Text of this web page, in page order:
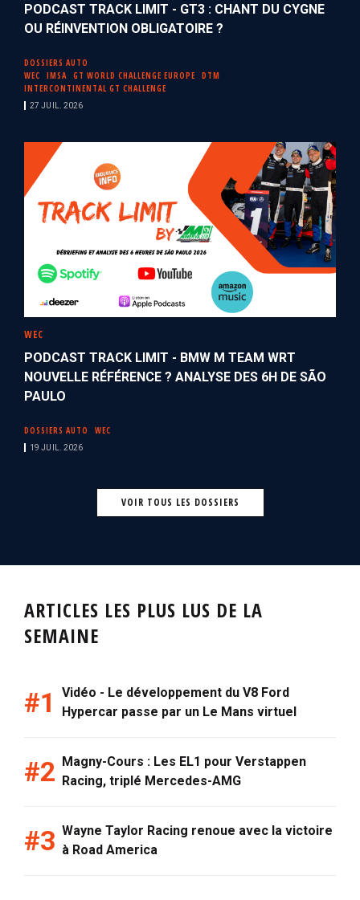
PODCAST TRACK LIMIT - GT3 : CHANT DU CYGNE
OU RÉINVENTION OBLIGATOIRE ?
DOSSIERS AUTO
WEC
IMSA GT WORLD CHALLENGE EUROPE
DTM
INTERCONTINENTAL GT CHALLENGE
27 JUIL. 2026
WEC
PODCAST TRACK LIMIT - BMW M TEAM WRT
NOUVELLE RÉFÉRENCE ? ANALYSE DES 6H DE SÃO
PAULO
DOSSIERS AUTO WEC
19 JUIL. 2026
VOIR TOUS LES DOSSIERS
ARTICLES LES PLUS LUS DE LA
SEMAINE
Vidéo - Le développement du V8 Ford
Hypercar passe par un Le Mans virtuel
Magny-Cours : Les EL1 pour Verstappen
Racing, triplé Mercedes-AMG
Wayne Taylor Racing renoue avec la victoire
à Road America